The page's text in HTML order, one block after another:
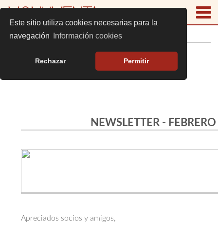
Este sitio utiliza cookies necesarias para la
navegación
Información cookies
Rechazar Permitir
NEWSLETTER FEBRERO 2025
NEWSLETTER -
Apreciados socios y amigos,